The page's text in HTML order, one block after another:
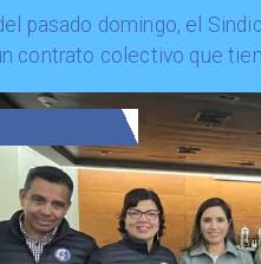
pasado domingo, el
contrato colectivo que